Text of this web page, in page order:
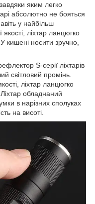
яким легко
абсолютно не бояться
у найбільш
ліхтар ланцюгко
кишені носити зручно,
S-серії ліхтарів
світловий промінь.
ліхтар ланцюгко
обладнаний
в нарізних сполуках
на висоті.